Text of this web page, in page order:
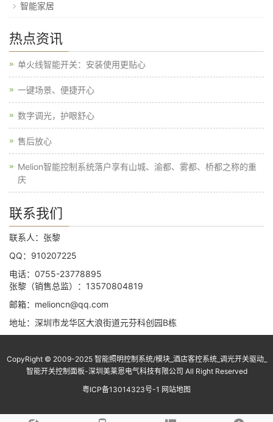
智能家居
热点资讯
单火线智能开关：安装使用更贴心
一键场景、便捷开心​
数字调光，护眼舒心
售后放心
Melion智能控制系统落户享有山城、渝都、雾都、桥都之称的重
庆
联系我们
联系人：张黎
QQ：910207225
电话：0755-23778895
张黎（销售总监）：13570804819
邮箱：melioncn@qq.com
地址：深圳市龙华区大浪街道元芬科创园B栋
CopyRight © 2009-2025 智能照明控制系统/模块_酒店客控系统_调光开关驱动_
智能开关控制面板-深圳美莱恩电气科技有限公司 All Right Reserved
粤ICP备13014323号-1 网站地图